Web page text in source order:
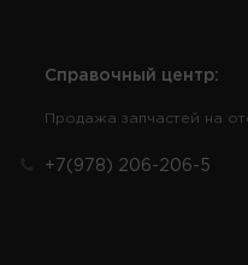
Справочный центр:
Продажа запчастей на
+7(978) 206-206-5